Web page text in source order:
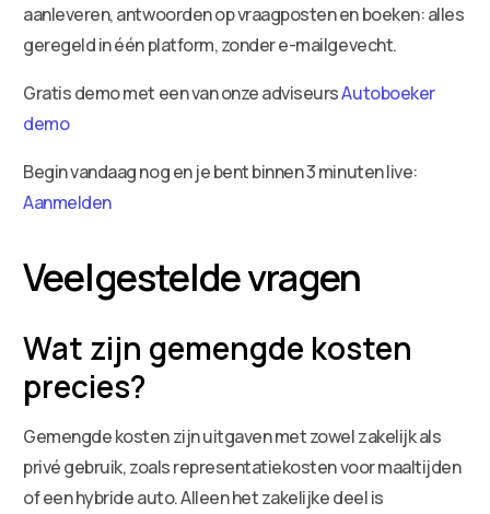
aanleveren, antwoorden op vraagposten en boeken: alles
geregeld in één platform, zonder e-mailgevecht.
Gratis demo met een van onze adviseursAutoboeker
demo
Begin vandaag nog en je bent binnen 3 minuten live:
Aanmelden
Veelgestelde vragen
Wat zijn gemengde kosten
precies?
Gemengde kosten zijn uitgaven met zowel zakelijk als
privé gebruik, zoals representatiekosten voor maaltijden
of een hybride auto. Alleen het zakelijke deel is